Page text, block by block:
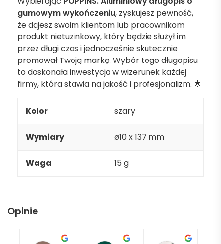
gumowym wykończeniu, zyskujesz pewność,
że dajesz swoim klientom lub pracownikom
produkt nietuzinkowy, który będzie służył im
przez długi czas i jednocześnie skutecznie
promował Twoją markę. Wybór tego długopisu
to doskonała inwestycja w wizerunek każdej
firmy, która stawia na jakość i profesjonalizm. 🌟
Kolor szary
Wymiary ø10 x 137 mm
Waga 15 g
Opinie